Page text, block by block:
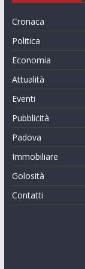
Cronaca
Politica
Economia
Attualità
Eventi
Pubblicità
Padova
Immobiliare
Golosità
Contatti